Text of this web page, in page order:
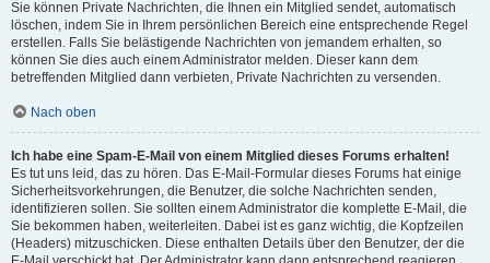
Sie können Private Nachrichten, die Ihnen ein Mitglied sendet, automatisch
löschen, indem Sie in Ihrem persönlichen Bereich eine entsprechende Regel
erstellen. Falls Sie belästigende Nachrichten von jemandem erhalten, so
können Sie dies auch einem Administrator melden. Dieser kann dem
betreffenden Mitglied dann verbieten, Private Nachrichten zu versenden.
Nach oben
Ich habe eine Spam-E-Mail von einem Mitglied dieses Forums erhalten!
Es tut uns leid, das zu hören. Das E-Mail-Formular dieses Forums hat einige
Sicherheitsvorkehrungen, die Benutzer, die solche Nachrichten senden,
identifizieren sollen. Sie sollten einem Administrator die komplette E-Mail, die
Sie bekommen haben, weiterleiten. Dabei ist es ganz wichtig, die Kopfzeilen
(Headers) mitzuschicken. Diese enthalten Details über den Benutzer, der die